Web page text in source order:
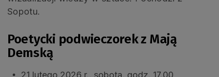
Sopotu.
Poetycki podwieczorek z Mają
Demską
21 lutego 2026 r., sobota, godz. 17.00